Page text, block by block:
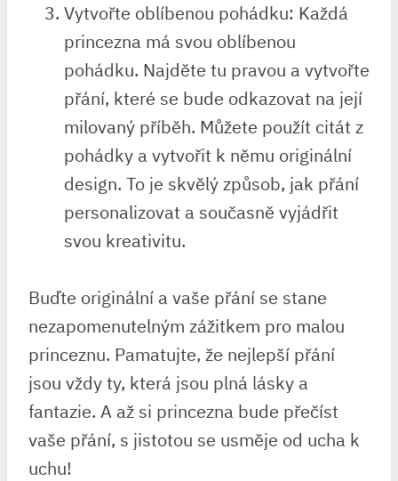
Vytvořte oblíbenou pohádku: Každá
princezna má ⁢svou​ oblíbenou
pohádku. Najděte tu pravou a ​vytvořte
⁣přání, které se bude odkazovat na její
milovaný příběh. ‌Můžete použít⁢ citát z
pohádky a vytvořit k němu originální
‍design. To je‌ skvělý způsob, jak přání‍
personalizovat​ a ⁣současně vyjádřit
svou kreativitu.
Buďte originální a vaše přání se stane
nezapomenutelným zážitkem ⁢pro malou⁢
princeznu. Pamatujte, že nejlepší přání
jsou ⁤vždy ty, která jsou plná lásky a
fantazie. A až​ si princezna bude ‌přečíst
vaše ⁣přání,‌ s jistotou se ​usměje od ucha k
uchu!